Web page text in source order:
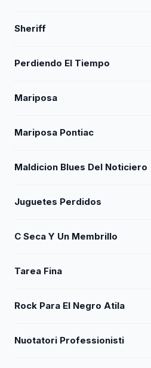
Sheriff
Perdiendo El Tiempo
Mariposa
Mariposa Pontiac
Maldicion Blues Del Noticiero
Juguetes Perdidos
C Seca Y Un Membrillo
Tarea Fina
Rock Para El Negro Atila
Nuotatori Professionisti